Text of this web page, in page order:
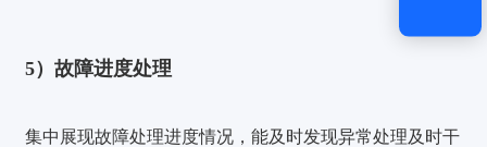
5）故障进度处理
集中展现故障处理进度情况，能及时发现异常处理及时干